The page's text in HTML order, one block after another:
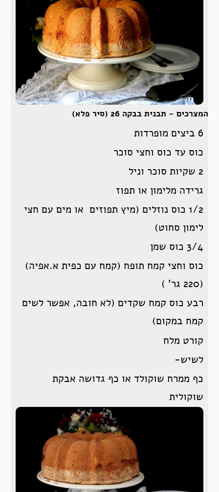
המצרכים – תבנית בבקה 26 (סיר פלא)
6 ביצים מופרדות
כוס עד כוס וחצי סוכר
2 שקיות סוכר וניל
גרידה מלימון או תפוז
1/2 כוס נוזלים (מיץ תפוזים או מים עם חצי
לימון סחוט)
3/4 כוס שמן
כוס וחצי קמח תופח (קמח עם כפית א.אפיה)
(220 גר’ )
רבע כוס קמח שקדים (לא חובה, אפשר לשים
קמח במקום)
קורט מלח
לשיש-
כף ממרח שוקולד או כף גדושה אבקת
שוקולית